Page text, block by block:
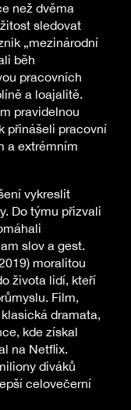
než dvěma
sledovat
„mezinárodní
běh
pracovních
a loajalitě.
pravidelnou
přinášeli pracovní
a extrémním
vykreslit
Do týmu přizvali
slov a gest.
moralitou
života lidí, kteří
Film,
dramata,
kde získal
na Netflix.
diváků
celovečerní